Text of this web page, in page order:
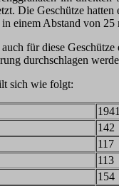
Die Geschütze
einem Abstand von
für diese
durchschlagen
sich wie folgt:
1941
142
117
113
154